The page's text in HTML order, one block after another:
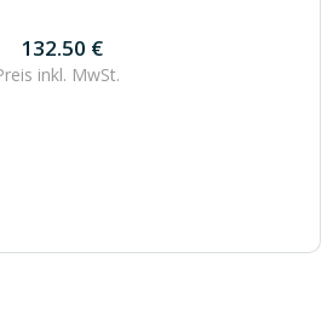
132.50 €
inkl. MwSt.